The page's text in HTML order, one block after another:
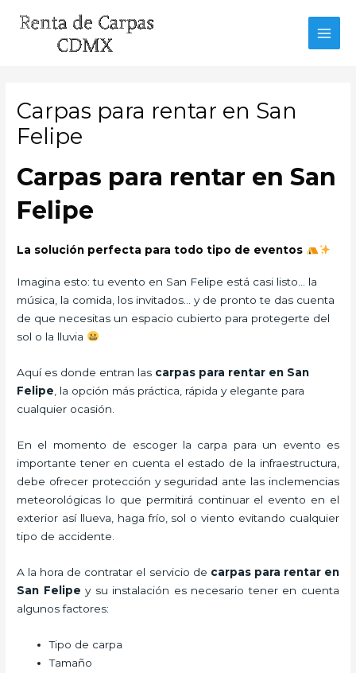
Carpas para rentar en San
Felipe
Carpas para rentar en San
Felipe
La solución perfecta para todo tipo de eventos
Imagina esto: tu evento en San Felipe está casi listo… la
música, la comida, los invitados… y de pronto te das cuenta
de que necesitas un espacio cubierto para protegerte del
sol o la lluvia
Aquí es donde entran las carpas para rentar en San
Felipe , la opción más práctica, rápida y elegante para
cualquier ocasión.
En el momento de escoger la carpa para un evento es
importante tener en cuenta el estado de la infraestructura,
debe ofrecer protección y seguridad ante las inclemencias
meteorológicas lo que permitirá continuar el evento en el
exterior así llueva, haga frío, sol o viento evitando cualquier
tipo de accidente.
A la hora de contratar el servicio de carpas para rentar en
San Felipe y su instalación es necesario tener en cuenta
algunos factores:
Tipo de carpa
Tamaño